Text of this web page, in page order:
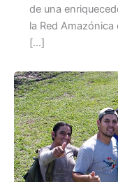
de una
la Red
[…]